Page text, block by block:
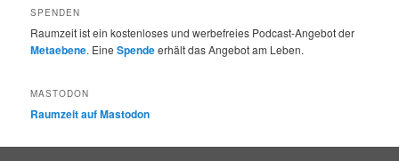
SPENDEN
Raumzeit ist ein kostenloses und werbefreies Podcast-Angebot der
Metaebene. EineSpendeerhält das Angebot am Leben.
MASTODON
Raumzeit auf Mastodon